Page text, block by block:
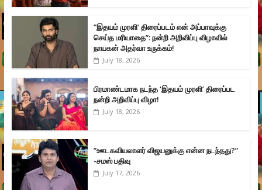
”இதயம் முரளி’ திரைப்படம் என் அப்பாவுக்கு
செய்த மரியாதை”: நன்றி அறிவிப்பு விழாவில்
நாயகன் அதர்வா உருக்கம்!
July 18, 2026
பிரமாண்டமாக நடந்த ‘இதயம் முரளி’ திரைப்பட
நன்றி அறிவிப்பு விழா!
July 18, 2026
”ஊடகவியலாளர் விஜயனுக்கு என்ன நடந்தது?”
-சமஸ் பதிவு
July 17, 2026